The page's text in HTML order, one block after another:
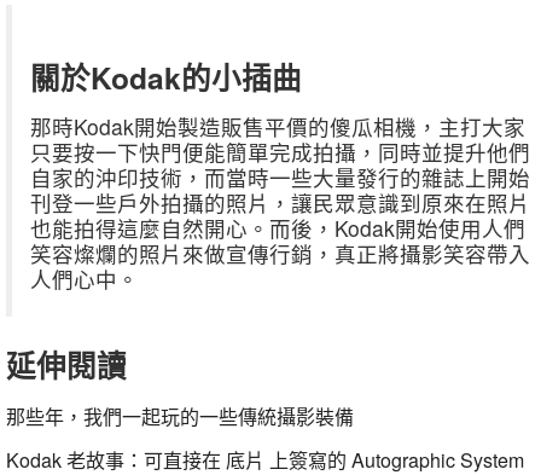
關於Kodak的小插曲
那時Kodak開始製造販售平價的傻瓜相機，主打大家
只要按一下快門便能簡單完成拍攝，同時並提升他們
自家的沖印技術，而當時一些大量發行的雜誌上開始
刊登一些戶外拍攝的照片，讓民眾意識到原來在照片
也能拍得這麼自然開心。而後，Kodak開始使用人們
笑容燦爛的照片來做宣傳行銷，真正將攝影笑容帶入
人們心中。
延伸閱讀
那些年，我們一起玩的一些傳統攝影裝備
Kodak 老故事：可直接在 底片 上簽寫的 Autographic System